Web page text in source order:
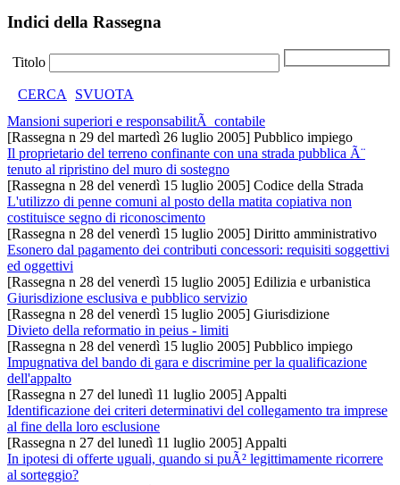
Indici della Rassegna
Titolo
CERCA
SVUOTA
Mansioni superiori e responsabilitÃ contabile
[Rassegna n 29 del martedì 26 luglio 2005] Pubblico impiego
Il proprietario del terreno confinante con una strada pubblica Ã¨
tenuto al ripristino del muro di sostegno
[Rassegna n 28 del venerdì 15 luglio 2005] Codice della Strada
L'utilizzo di penne comuni al posto della matita copiativa non
costituisce segno di riconoscimento
[Rassegna n 28 del venerdì 15 luglio 2005] Diritto amministrativo
Esonero dal pagamento dei contributi concessori: requisiti soggettivi
ed oggettivi
[Rassegna n 28 del venerdì 15 luglio 2005] Edilizia e urbanistica
Giurisdizione esclusiva e pubblico servizio
[Rassegna n 28 del venerdì 15 luglio 2005] Giurisdizione
Divieto della reformatio in peius - limiti
[Rassegna n 28 del venerdì 15 luglio 2005] Pubblico impiego
Impugnativa del bando di gara e discrimine per la qualificazione
dell'appalto
[Rassegna n 27 del lunedì 11 luglio 2005] Appalti
Identificazione dei criteri determinativi del collegamento tra imprese
al fine della loro esclusione
[Rassegna n 27 del lunedì 11 luglio 2005] Appalti
In ipotesi di offerte uguali, quando si puÃ² legittimamente ricorrere
al sorteggio?